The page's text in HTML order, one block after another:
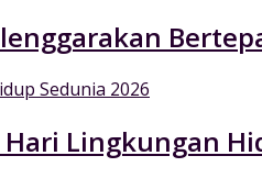
Lingkungan